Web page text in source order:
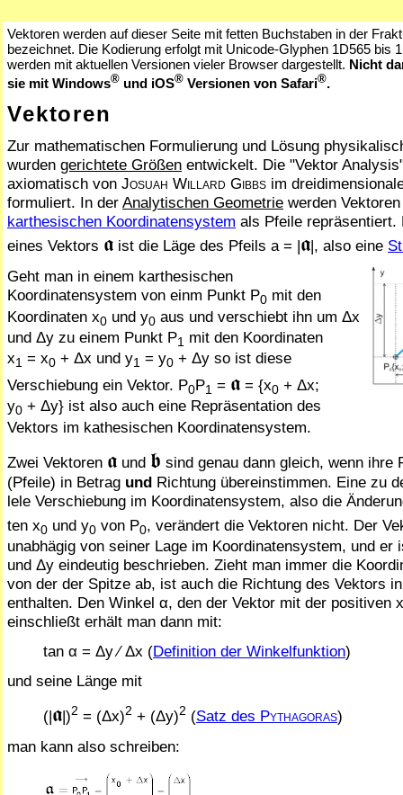
Vektoren werden auf dieser Seite mit fetten Buchstaben in der
bezeichnet. Die Kodierung erfolgt mit Unicode-Glyphen 1D565 bis
werden mit aktuellen Versionen vieler Browser dargestellt. Nicht
sie mit Windows® und iOS® Versionen von Safari®.
Vektoren
Zur mathematischen Formulierung und Lösung
wurden gerichtete Größen ent­wickelt. Die "Vektor
axiomatisch von Josuah Willard Gibbs im
formuliert. In der Ana­ly­ti­schen Geometrie werden
karthesischen Ko­or­di­na­ten­sy­stem als Pfeile repräsentiert.
eines Vektors 𝖆 ist die Läge des Pfeils a = |𝖆|, also eine
Geht man in einem karthesischen
Koordinatensystem von einm Punkt P0 mit den
Koordinaten x0 und y0 aus und verschiebt ihn um Δx
und Δy zu einem Punkt P1 mit den Koordinaten
x1 = x0 + Δx und y1 = y0 + Δy so ist diese
Verschiebung ein Vektor. P0P1 = 𝖆 = {x0 + Δx;
y0 + Δy} ist also auch eine Repräsentation des
Vektors im kathesischen Koordinatensystem.
Zwei Vektoren 𝖆 und 𝖇 sind genau dann gleich, wenn ihre
(Pfeile) in Betrag und Richtung über­ein­stimmen. Eine zu
lele Verschiebung im Koordinatensystem, also die
ten x0 und y0 von P0, verändert die Vektoren nicht. Der
unabhägig von seiner Lage im Koordinatensystem, und er
und Δy eindeutig beschrieben. Zieht man immer die
von der der Spitze ab, ist auch die Richtung des Vektors
enthalten. Den Winkel α, den der Vektor mit der positiven
einschließt erhält man dann mit:
tan α = Δy ⁄ Δx (Definition der Winkelfunktion)
und seine Länge mit
(|𝖆|)2 = (Δx)2 + (Δy)2 (Satz des Pythagoras)
man kann also schreiben: